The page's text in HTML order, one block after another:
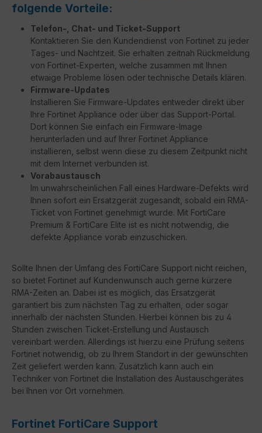
folgende Vorteile:
Telefon-, Chat- und Ticket-Support
Kontaktieren Sie den Kundendienst von Fortinet zu jeder
Tages- und Nachtzeit. Sie erhalten zeitnah Rückmeldung
von Fortinet-Experten, welche zusammen mit Ihnen
etwaige Probleme lösen oder technische Details klären.
Firmware-Updates
Installieren Sie Firmware-Updates entweder direkt über
Ihre Fortinet Appliance oder über das Support-Portal.
Dort können Sie einfach ein Firmware-Image
herunterladen und auf Ihrer Fortinet Appliance
installieren, selbst wenn diese zu diesem Zeitpunkt nicht
mit dem Internet verbunden ist.
Vorabaustausch
Im unwahrscheinlichen Fall eines Hardware-Defekts wird
Ihnen sofort ein Ersatzgerät zugesandt, sobald ein RMA-
Ticket von Fortinet genehmigt wurde. Mit FortiCare
Premium & FortiCare Elite ist es nicht notwendig, die
defekte Appliance vorab einzuschicken.
Sollte Ihnen der Umfang des FortiCare Support nicht reichen,
so bietet Fortinet auf Kundenwunsch auch gerne kürzere
RMA-Zeiten an. Dabei ist es möglich, das Ersatzgerät
garantiert bis zum nächsten Tag zu erhalten, oder sogar
innerhalb der nächsten Stunden. Hierbei können bis zu 4
Stunden zwischen Ticket-Erstellung und Austausch
vereinbart werden. Allerdings ist hierzu eine Prüfung seitens
Fortinet notwendig, ob zu Ihrem Standort in der gewünschten
Zeit geliefert werden kann. Zusätzlich kann auch ein
Techniker von Fortinet die Installation des Austauschgerätes
bei Ihnen vor Ort vornehmen.
Fortinet FortiCare Support